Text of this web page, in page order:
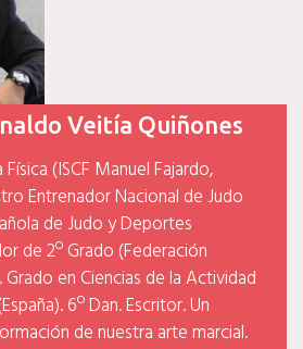
Veitía Quiñones
(ISCF Manuel Fajardo,
Entrenador Nacional de Judo
de Judo y Deportes
de 2º Grado (Federación
en Ciencias de la Actividad
6º Dan. Escritor. Un
de nuestra arte marcial.